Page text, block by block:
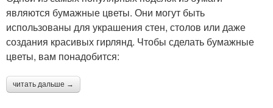
являются бумажные цветы. Они могут быть
использованы для украшения стен, столов или даже
создания красивых гирлянд. Чтобы сделать бумажные
цветы, вам понадобится:
читать дальше →